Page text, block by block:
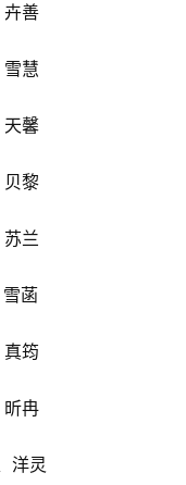
卉善
慧
天馨
贝黎
兰
菡
筠
昕冉
洋灵